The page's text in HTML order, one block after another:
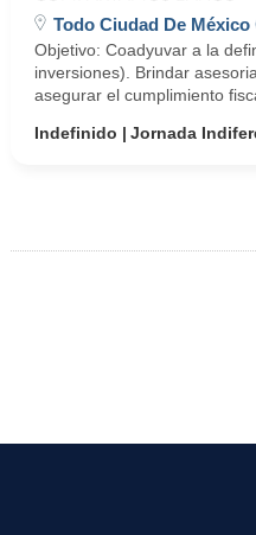
Todo Ciudad De México
Objetivo: Coadyuvar a la
inversiones). Brindar
asegurar el cumplimiento
Indefinido
Jornada